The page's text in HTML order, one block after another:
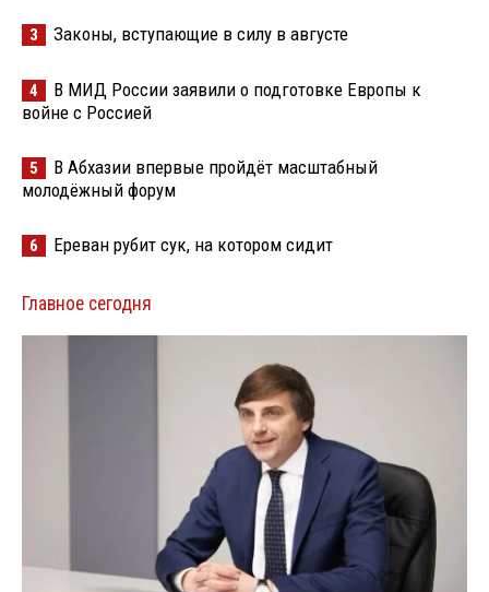
3 Законы, вступающие в силу в августе
4
В МИД России заявили о подготовке Европы к
войне с Россией
5
В Абхазии впервые пройдёт масштабный
молодёжный форум
6 Ереван рубит сук, на котором сидит
Главное сегодня